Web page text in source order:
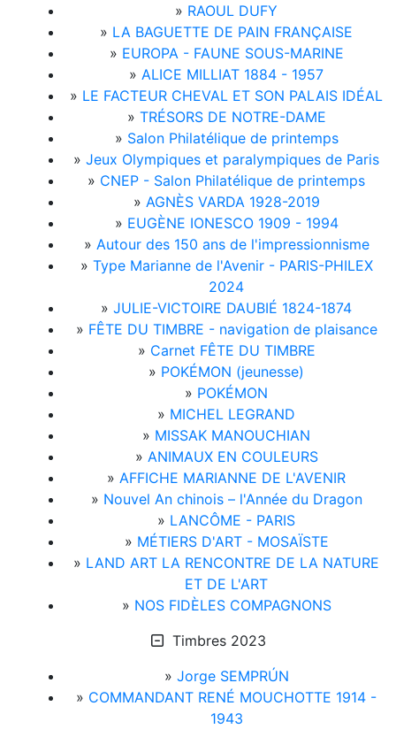
» RAOUL DUFY
» LA BAGUETTE DE PAIN FRANÇAISE
» EUROPA - FAUNE SOUS-MARINE
» ALICE MILLIAT 1884 - 1957
» LE FACTEUR CHEVAL ET SON PALAIS IDÉAL
» TRÉSORS DE NOTRE-DAME
» Salon Philatélique de printemps
» Jeux Olympiques et paralympiques de Paris
» CNEP - Salon Philatélique de printemps
» AGNÈS VARDA 1928-2019
» EUGÈNE IONESCO 1909 - 1994
» Autour des 150 ans de l'impressionnisme
» Type Marianne de l'Avenir - PARIS-PHILEX
2024
» JULIE-VICTOIRE DAUBIÉ 1824-1874
» FÊTE DU TIMBRE - navigation de plaisance
» Carnet FÊTE DU TIMBRE
» POKÉMON (jeunesse)
» POKÉMON
» MICHEL LEGRAND
» MISSAK MANOUCHIAN
» ANIMAUX EN COULEURS
» AFFICHE MARIANNE DE L'AVENIR
» Nouvel An chinois – l'Année du Dragon
» LANCÔME - PARIS
» MÉTIERS D'ART - MOSAÏSTE
» LAND ART LA RENCONTRE DE LA NATURE
ET DE L'ART
» NOS FIDÈLES COMPAGNONS
Timbres 2023
» Jorge SEMPRÚN
» COMMANDANT RENÉ MOUCHOTTE 1914 -
1943